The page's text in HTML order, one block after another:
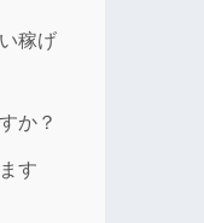
稼げ
か？
す